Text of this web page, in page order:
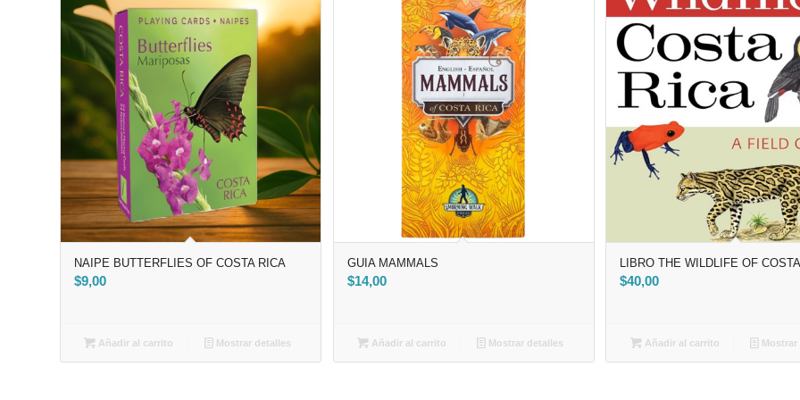
NAIPE BUTTERFLIES OF COSTA RICA
$9,00
Añadir al carrito Mostrar detalles
GUIA MAMMALS
$14,00
Añadir al carrito Mostrar detalles
LIBRO THE WILDLIFE OF
$40,00
Añadir al carrito Mostrar